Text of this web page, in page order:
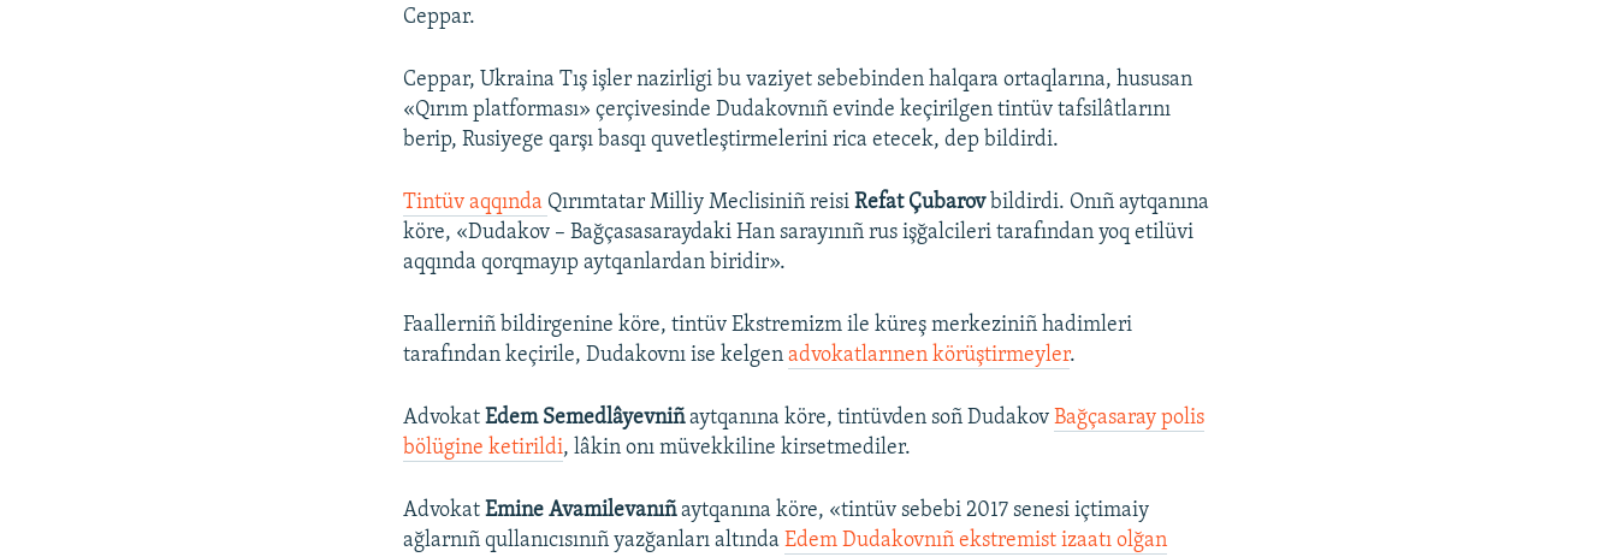
Ceppar.
Ceppar, Ukraina Tış işler nazirligi bu vaziyet sebebinden halqara ortaqlarına, hususan
«Qırım platforması» çerçivesinde Dudakovnıñ evinde keçirilgen tintüv tafsilâtlarını
berip, Rusiyege qarşı basqı quvetleştirmelerini rica etecek, dep bildirdi.
Tintüv aqqında Qırımtatar Milliy Meclisiniñ reisiRefat Çubarovbildirdi. Onıñ aytqanına
köre, «Dudakov – Bağçasasaraydaki Han sarayınıñ rus işğalcileri tarafından yoq etilüvi
aqqında qorqmayıp aytqanlardan biridir».
Faallerniñ bildirgenine köre, tintüv Ekstremizm ile küreş merkeziniñ hadimleri
tarafından keçirile, Dudakovnı ise kelgenadvokatlarınen körüştirmeyler.
AdvokatEdem Semedlâyevniñaytqanına köre, tintüvden soñ DudakovBağçasaray polis
bölügine ketirildi, lâkin onı müvekkiline kirsetmediler.
AdvokatEmine Avamilevanıñaytqanına köre, «tintüv sebebi 2017 senesi içtimaiy
ağlarnıñ qullanıcısınıñ yazğanları altındaEdem Dudakovnıñ ekstremist izaatı olğan